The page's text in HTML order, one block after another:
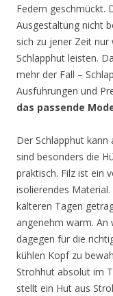
Federn geschmückt.
Ausgestaltung nicht
sich zu jener Zeit
Schlapphut leisten.
mehr der Fall –
Ausführungen und
das passende
Der Schlapphut
sind besonders die
praktisch. Filz ist ein
isolierendes
kälteren Tagen
angenehm warm.
dagegen für die
kühlen Kopf zu
Strohhut absolut im
stellt ein Hut aus